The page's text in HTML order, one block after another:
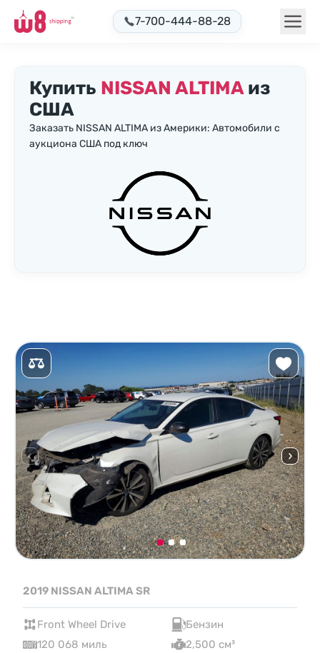
7-700-444-88-28
Купить NISSAN ALTIMAиз
США
Заказать NISSAN ALTIMA из Америки: Автомобили с
аукциона США под ключ
2019 NISSAN ALTIMA SR
Front Wheel Drive
Бензин
120 068 миль
2,500 см³